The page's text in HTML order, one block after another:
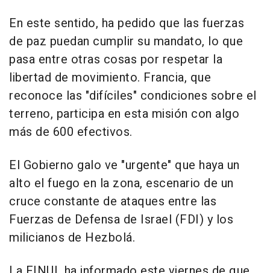
En este sentido, ha pedido que las fuerzas
de paz puedan cumplir su mandato, lo que
pasa entre otras cosas por respetar la
libertad de movimiento. Francia, que
reconoce las "difíciles" condiciones sobre el
terreno, participa en esta misión con algo
más de 600 efectivos.
El Gobierno galo ve "urgente" que haya un
alto el fuego en la zona, escenario de un
cruce constante de ataques entre las
Fuerzas de Defensa de Israel (FDI) y los
milicianos de Hezbolá.